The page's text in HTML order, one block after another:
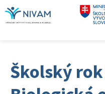
Školský